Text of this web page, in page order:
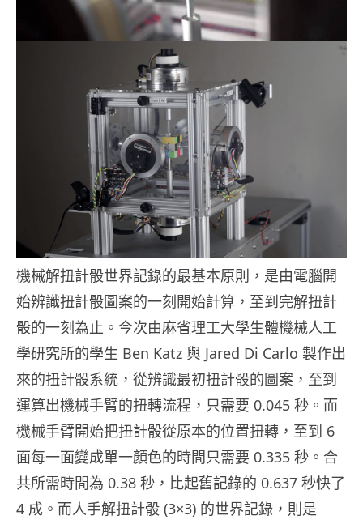
機械解扭計骰世界記錄的最基本原則，是由電腦開
始辨識扭計骰圖案的一刻開始計算，至到完解扭計
骰的一刻為止。今次由麻省理工大學生體機械人工
學研究所的學生 Ben Katz 與 Jared Di Carlo 製作出
來的扭計骰系統，從辨識最初扭計骰的圖案，至到
運算出機械手臂的扭轉流程，只需要 0.045 秒。而
機械手臂開始把扭計骰從原本的位置扭轉，至到 6
面每一面變成單一顏色的時間只需要 0.335 秒。合
共所需時間為 0.38 秒，比起舊記錄的 0.637 秒快了
4 成。而人手解扭計骰 (3×3) 的世界記錄，則是